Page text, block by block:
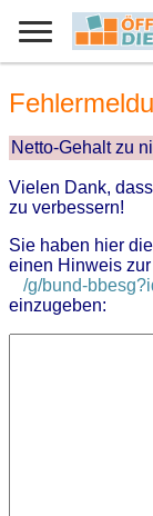
Netto-Gehalt zu
Vielen Dank,
zu verbessern!
Sie haben hier
einen Hinweis
/g/bund-
einzugeben: